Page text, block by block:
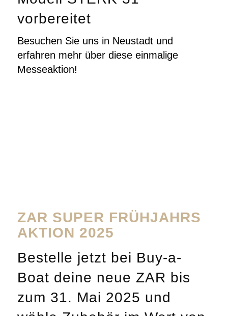
vorbereitet
Besuchen Sie uns in Neustadt und
erfahren mehr über diese einmalige
Messeaktion!
ZAR SUPER FRÜHJAHRS
AKTION 2025
Bestelle jetzt bei Buy-a-
Boat deine neue ZAR bis
zum 31. Mai 2025 und